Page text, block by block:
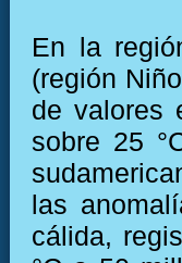
En la
(región
de valores
sobre 25
las
cálida,